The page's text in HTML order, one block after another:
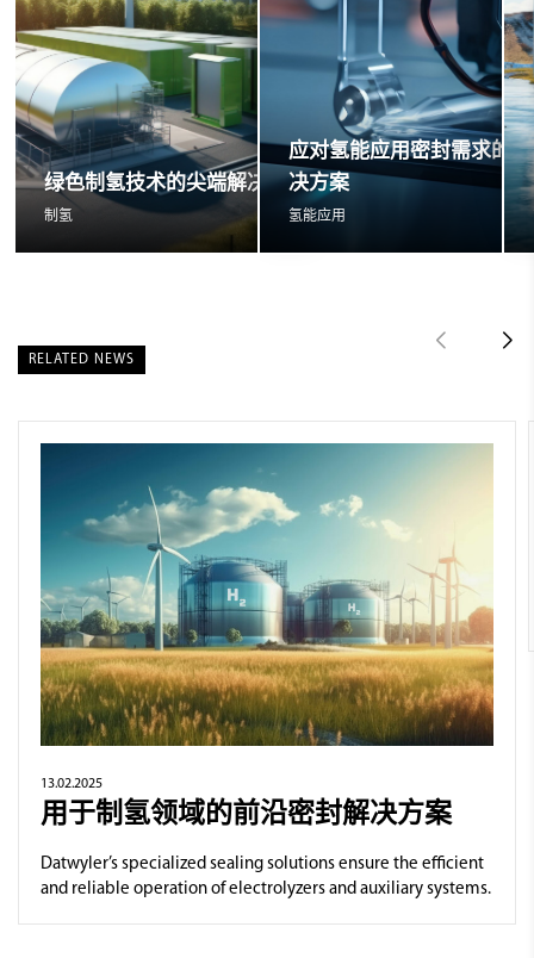
绿色制氢技术的尖端解决方案
制氢
应对氢能应用密封需求的
决方案
氢能应用
RELATED NEWS
13.02.2025
用于制氢领域的前沿密封解决方案
Datwyler’s specialized sealing solutions ensure the efficient
and reliable operation of electrolyzers and auxiliary systems.